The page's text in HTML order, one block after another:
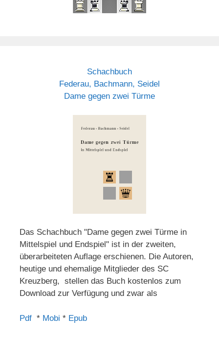
Schachbuch
Federau, Bachmann, Seidel
Dame gegen zwei Türme
Das Schachbuch "Dame gegen zwei Türme in
Mittelspiel und Endspiel" ist in der zweiten,
überarbeiteten Auflage erschienen. Die Autoren,
heutige und ehemalige Mitglieder des SC
Kreuzberg, stellen das Buch kostenlos zum
Download zur Verfügung und zwar als
Pdf * Mobi * Epub